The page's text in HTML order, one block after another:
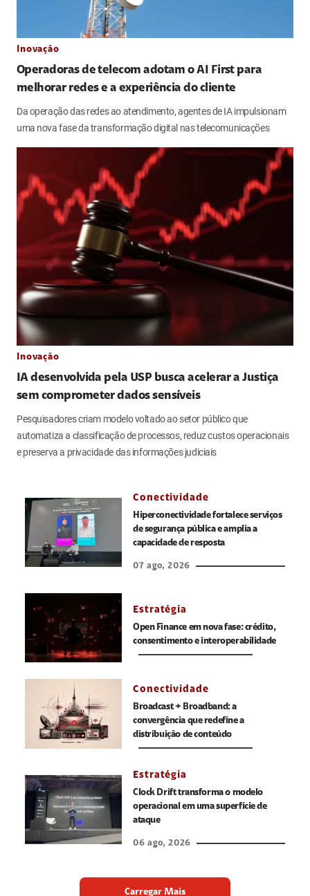
Inovação
Operadoras de telecom adotam o AI First para
melhorar redes e a experiência do cliente
Da operação das redes ao atendimento, agentes de IA impulsionam
uma nova fase da transformação digital nas telecomunicações
Inovação
IA desenvolvida pela USP busca acelerar a Justiça
sem comprometer dados sensíveis
Pesquisadores criam modelo voltado ao setor público que
automatiza a classificação de processos, reduz custos operacionais
e preserva a privacidade das informações judiciais
Conectividade
Hiperconectividade fortalece serviços
de segurança pública e amplia a
capacidade de resposta
07 ago, 2026
Estratégia
Open Finance em nova fase: crédito,
consentimento e interoperabilidade
Conectividade
Broadcast + Broadband: a
convergência que redefine a
distribuição de conteúdo
Estratégia
Clock Drift transforma o modelo
operacional em uma superfície de
ataque
06 ago, 2026
Carregar Mais